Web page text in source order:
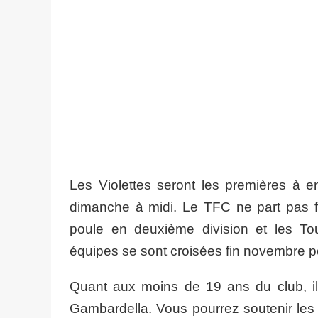
Les Violettes seront les premières à
dimanche à midi. Le TFC ne part pas
poule en deuxième division et les
équipes se sont croisées fin novembre
Quant aux moins de 19 ans du club,
Gambardella. Vous pourrez soutenir